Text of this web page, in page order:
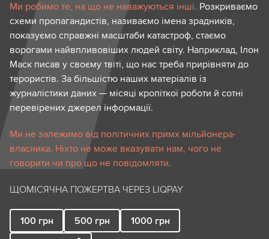
Ми робимо те, на що не наважуються інші. Розкриваємо
схеми пропагандистів, називаємо імена зрадників,
показуємо справжні масштаби катастроф, стаємо
ворогами найвпливовіших людей світу. Наприклад, Ілон
Маск писав у своєму твіті, що нас треба прирівняти до
терористів. За більшістю наших матеріалів із
журналістики даних — місяці кропіткої роботи й сотні
перевірених джерел інформації.
Ми не залежимо від політичних примх мільйонера-
власника. Ніхто не може вказувати нам, чого не
говорити чи про що не повідомляти.
ЩОМІСЯЧНА ПОЖЕРТВА ЧЕРЕЗ LIQPAY
100 грн 500 грн 1000 грн